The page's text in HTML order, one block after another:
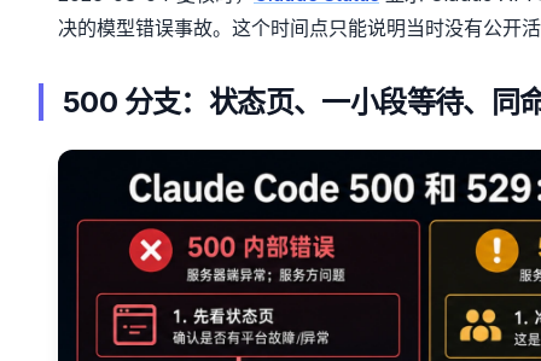
决的模型错误事故。这个时间点只能说明当时没有公开
500 分支：状态页、一小段等待、同